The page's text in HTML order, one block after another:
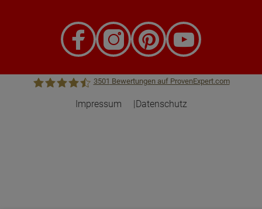
3501 Bewertungen auf ProvenExpert.com
Impressum Datenschutz